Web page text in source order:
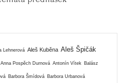
Lehnerová Aleš Kuběna Aleš Špičák
Anna Pospěch Durnová Antonín Vítek Balász
Barbora Šmídová Barbora Urbanová